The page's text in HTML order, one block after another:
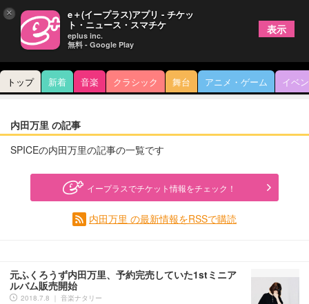
トップ 新着 音楽 クラシック 舞台 アニメ・ゲーム イベ
内田万里 の記事
SPICEの内田万里の記事の一覧です
イープラスでチケット情報をチェック！
内田万里 の最新情報をRSSで購読
元ふくろうず内田万里、予約完売していた1stミニア
ルバム販売開始
2018.7.8 ｜ 音楽ナタリー
× e＋(イープラス)アプリ - チケッ
ト・ニュース・スマチケ
eplus inc.
無料 - Google Play
表示